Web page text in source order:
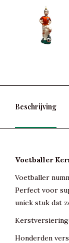
Beschrijving
Voetballer
Voetballer
Perfect voor
uniek stuk dat
Honderden